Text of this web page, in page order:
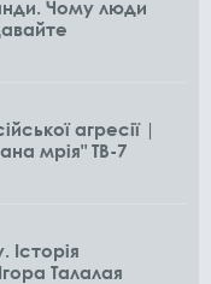
Чому люди
агресії |
мрія" ТВ-7
Історія
Талалая